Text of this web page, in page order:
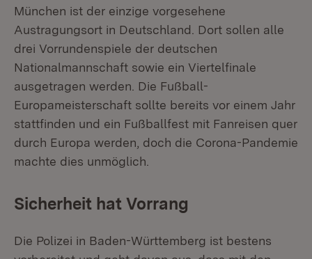
München ist der einzige vorgesehene
Austragungsort in Deutschland. Dort sollen alle
drei Vorrundenspiele der deutschen
Nationalmannschaft sowie ein Viertelfinale
ausgetragen werden. Die Fußball-
Europameisterschaft sollte bereits vor einem Jahr
stattfinden und ein Fußballfest mit Fanreisen quer
durch Europa werden, doch die Corona-Pandemie
machte dies unmöglich.
Sicherheit hat Vorrang
Die Polizei in Baden-Württemberg ist bestens